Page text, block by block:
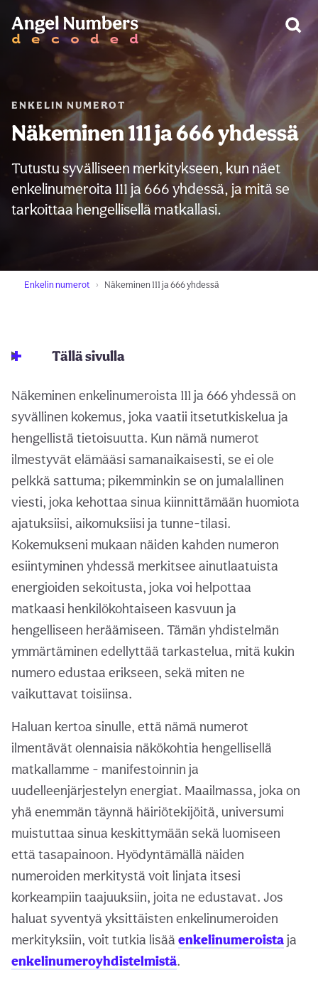
ENKELIN NUMEROT
Näkeminen 111 ja 666 yhdessä
Tutustu syvälliseen merkitykseen, kun näet
enkelinumeroita 111 ja 666 yhdessä, ja mitä se
tarkoittaa hengellisellä matkallasi.
Enkelin numerot Näkeminen 111 ja 666 yhdessä
Tällä sivulla
Näkeminen enkelinumeroista 111 ja 666 yhdessä on
syvällinen kokemus, joka vaatii itsetutkiskelua ja
hengellistä tietoisuutta. Kun nämä numerot
ilmestyvät elämääsi samanaikaisesti, se ei ole
pelkkä sattuma; pikemminkin se on jumalallinen
viesti, joka kehottaa sinua kiinnittämään huomiota
ajatuksiisi, aikomuksiisi ja tunne-tilasi.
Kokemukseni mukaan näiden kahden numeron
esiintyminen yhdessä merkitsee ainutlaatuista
energioiden sekoitusta, joka voi helpottaa
matkaasi henkilökohtaiseen kasvuun ja
hengelliseen heräämiseen. Tämän yhdistelmän
ymmärtäminen edellyttää tarkastelua, mitä kukin
numero edustaa erikseen, sekä miten ne
vaikuttavat toisiinsa.
Haluan kertoa sinulle, että nämä numerot
ilmentävät olennaisia näkökohtia hengellisellä
matkallamme - manifestoinnin ja
uudelleenjärjestelyn energiat. Maailmassa, joka on
yhä enemmän täynnä häiriötekijöitä, universumi
muistuttaa sinua keskittymään sekä luomiseen
että tasapainoon. Hyödyntämällä näiden
numeroiden merkitystä voit linjata itsesi
korkeampiin taajuuksiin, joita ne edustavat. Jos
haluat syventyä yksittäisten enkelinumeroiden
merkityksiin, voit tutkia lisää enkelinumeroistaja
enkelinumeroyhdistelmistä.
VAROITUS: